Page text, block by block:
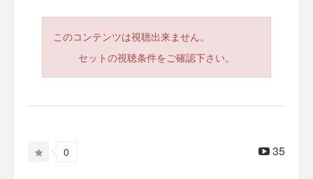
このコンテンツは視聴出来ません。
セットの視聴条件をご確認下さい。
0 35